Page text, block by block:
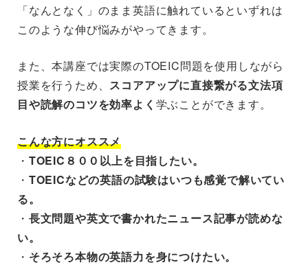
「なんとなく」のまま英語に触れているといずれは
このような伸び悩みがやってきます。
また、本講座では実際のTOEIC問題を使用しながら
授業を行うため、 スコアアップに直接繋がる文法項
目や読解のコツを効率よく 学ぶことができます。
こんな方にオススメ
・ TOEIC８００以上を目指したい。
・ TOEICなどの英語の試験はいつも感覚で解いてい
る。
・ 長文問題や英文で書かれたニュース記事が読めな
い。
・ そろそろ本物の英語力を身につけたい。